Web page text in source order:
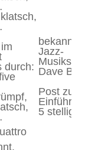
durch:
bekanntes
Jazz-
Musikstück
Dave Brubeck
Post zur
Einführung der
5 stelligen PLZ